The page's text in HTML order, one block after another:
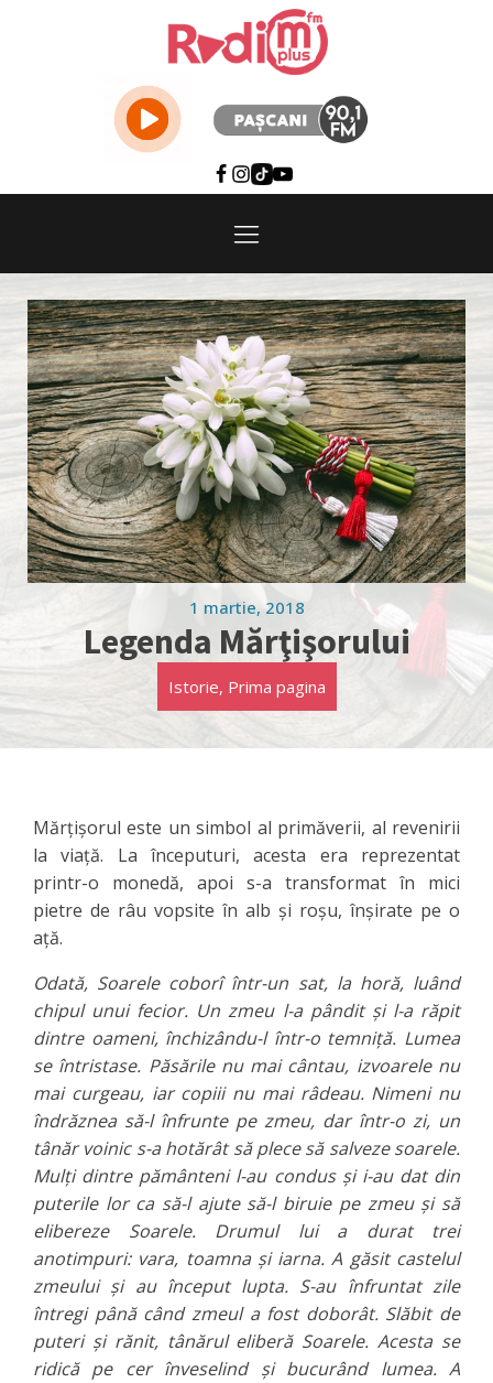
1 martie, 2018
Legenda Mărţişorului
Istorie, Prima pagina
Mărţişorul este un simbol al primăverii, al revenirii
la viaţă. La începuturi, acesta era reprezentat
printr-o monedă, apoi s-a transformat în mici
pietre de râu vopsite în alb şi roşu, înşirate pe o
aţă.
Odată, Soarele coborî într-un sat, la horă, luând
chipul unui fecior. Un zmeu l-a pândit şi l-a răpit
dintre oameni, închizându-l într-o temniţă. Lumea
se întristase. Păsările nu mai cântau, izvoarele nu
mai curgeau, iar copiii nu mai râdeau. Nimeni nu
îndrăznea să-l înfrunte pe zmeu, dar într-o zi, un
tânăr voinic s-a hotărât să plece să salveze soarele.
Mulţi dintre pământeni l-au condus şi i-au dat din
puterile lor ca să-l ajute să-l biruie pe zmeu şi să
elibereze Soarele. Drumul lui a durat trei
anotimpuri: vara, toamna şi iarna. A găsit castelul
zmeului şi au început lupta. S-au înfruntat zile
întregi până când zmeul a fost doborât. Slăbit de
puteri şi rănit, tânărul eliberă Soarele. Acesta se
ridică pe cer înveselind şi bucurând lumea. A